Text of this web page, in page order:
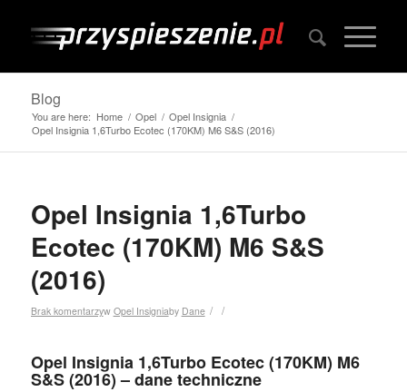
Blog
You are here: Home / Opel / Opel Insignia /
Opel Insignia 1,6Turbo Ecotec (170KM) M6 S&S (2016)
Opel Insignia 1,6Turbo
Ecotec (170KM) M6 S&S
(2016)
Brak komentarzy /
w Opel Insignia /
by Dane
Opel Insignia 1,6Turbo Ecotec (170KM) M6
S&S (2016) – dane techniczne